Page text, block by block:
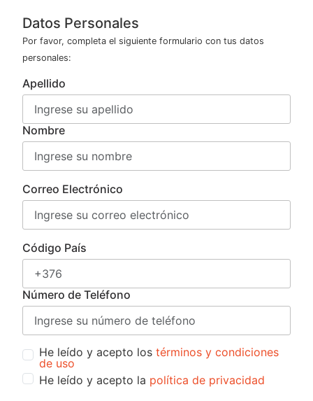
Datos Personales
Por favor, completa el siguiente formulario con tus datos
personales:
Apellido
Nombre
Correo Electrónico
Código País
Número de Teléfono
He leído y acepto los términos y condiciones
de uso
He leído y acepto la política de privacidad